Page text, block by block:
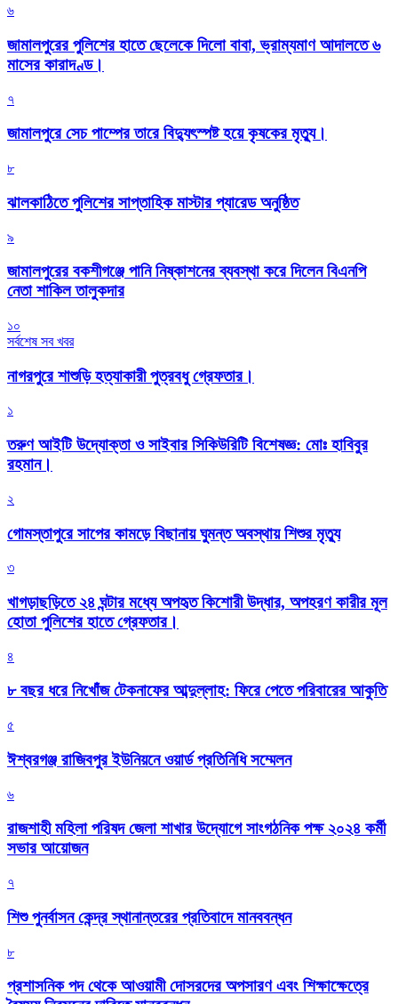
৬
জামালপুরের পুলিশের হাতে ছেলেকে দিলো বাবা, ভ্রাম্যমাণ আদালতে ৬
মাসের কারাদণ্ড।
৭
জামালপুরে সেচ পাম্পের তারে বিদ্যুৎস্পষ্ট হয়ে কৃষকের মৃত্যু।
৮
‎ঝালকাঠিতে পুলিশের সাপ্তাহিক মাস্টার প্যারেড অনুষ্ঠিত
৯
জামালপুরের বকশীগঞ্জে পানি নিষ্কাশনের ব্যবস্থা করে দিলেন বিএনপি
নেতা শাকিল তালুকদার
১০
সর্বশেষ সব খবর
নাগরপুরে শাশুড়ি হত্যাকারী পুত্রবধু গ্রেফতার।
১
তরুণ আইটি উদ্যোক্তা ও সাইবার সিকিউরিটি বিশেষজ্ঞ: মোঃ হাবিবুর
রহমান।
২
গোমস্তাপুরে সাপের কামড়ে বিছানায় ঘুমন্ত অবস্থায় শিশুর মৃত্যু
৩
খাগড়াছড়িতে ২৪ ঘন্টার মধ্যে অপহৃত কিশোরী উদ্ধার, অপহরণ কারীর মূল
হোতা পুলিশের হাতে গ্রেফতার।
৪
৮ বছর ধরে নিখোঁজ টেকনাফের আব্দুল্লাহ: ফিরে পেতে পরিবারের আকুতি
৫
ঈশ্বরগঞ্জ রাজিবপুর ইউনিয়নে ওয়ার্ড প্রতিনিধি সম্মেলন
৬
রাজশাহী মহিলা পরিষদ জেলা শাখার উদ্যোগে সাংগঠনিক পক্ষ ২০২৪ কর্মী
সভার আয়োজন
৭
শিশু পুনর্বাসন কেন্দ্র স্থানান্তরের প্রতিবাদে মানববন্ধন
৮
প্রশাসনিক পদ থেকে আওয়ামী দোসরদের অপসারণ এবং শিক্ষাক্ষেত্রে